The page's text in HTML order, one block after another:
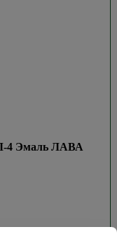
4 Эмаль ЛАВА